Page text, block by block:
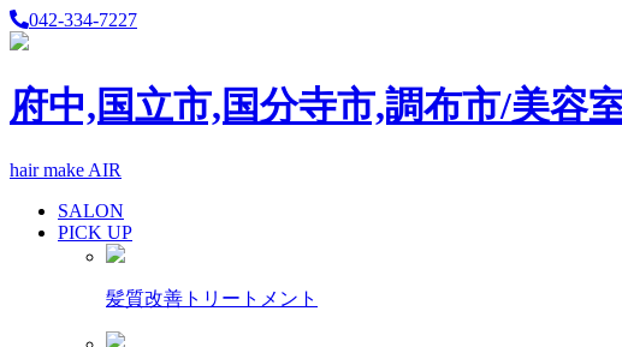
042-334-7227
府中,国立市,国分寺市,調布市/美容
hair make AIR
SALON
PICK UP
髪質改善トリートメント